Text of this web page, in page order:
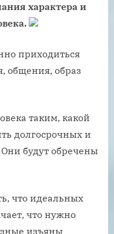
характера и
приходиться
общения, образ
таким, какой
долгосрочных и
будут обречены
что идеальных
что нужно
изъяны